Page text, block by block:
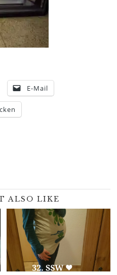
E-Mail
ALSO LIKE